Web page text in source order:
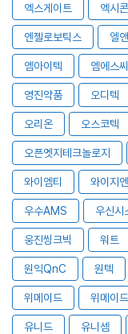
엑스게이트 엑시콘
엔젤로보틱스 엘
엠아이텍 엠에스씨
영진약품 오디텍
오리온 오스코텍
오픈엣지테크놀로지
와이엠티 와이지
우수AMS 우신시
웅진씽크빅 워트
원익QnC 원텍
위메이드 위메이
유니드 유니셈